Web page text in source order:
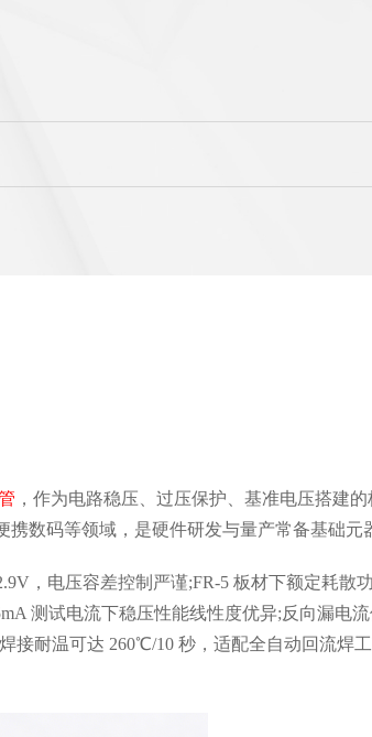
，作为电路稳压、过压保护、基准电压搭建
数码等领域，是硬件研发与量产常备基础元
，电压容差控制严谨;FR-5 板材下额定耗散
测试电流下稳压性能线性度优异;反向漏电
耐温可达 260℃/10 秒，适配全自动回流焊